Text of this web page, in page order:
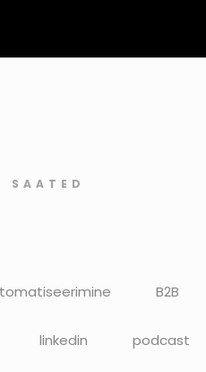
SAATED
B2B
linkedin podcast